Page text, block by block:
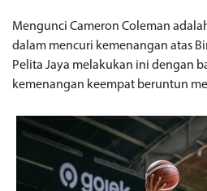
Mengunci Cameron Coleman
dalam mencuri kemenangan atas
Pelita Jaya melakukan ini dengan
kemenangan keempat beruntun